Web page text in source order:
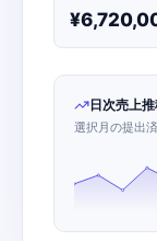
日次売上
選択月の提出